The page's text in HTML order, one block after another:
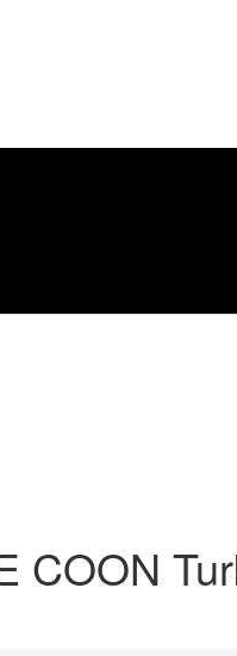
COON